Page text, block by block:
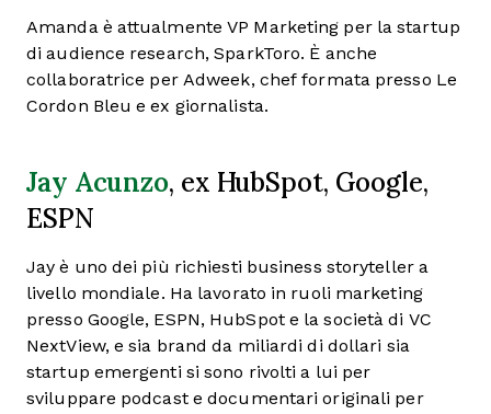
Amanda è attualmente VP Marketing per la startup
di audience research, SparkToro. È anche
collaboratrice per Adweek, chef formata presso Le
Cordon Bleu e ex giornalista.
Jay Acunzo, ex HubSpot, Google,
ESPN
Jay è uno dei più richiesti business storyteller a
livello mondiale. Ha lavorato in ruoli marketing
presso Google, ESPN, HubSpot e la società di VC
NextView, e sia brand da miliardi di dollari sia
startup emergenti si sono rivolti a lui per
sviluppare podcast e documentari originali per